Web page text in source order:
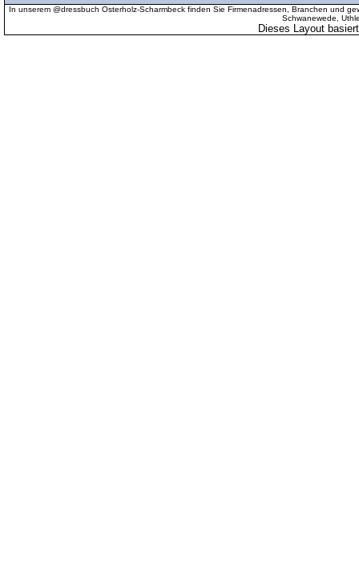
In unserem @dressbuch Osterholz-Scharmbeck finden Sie Firmenadressen, Branchen und
Schwanewede,
Dieses Layout